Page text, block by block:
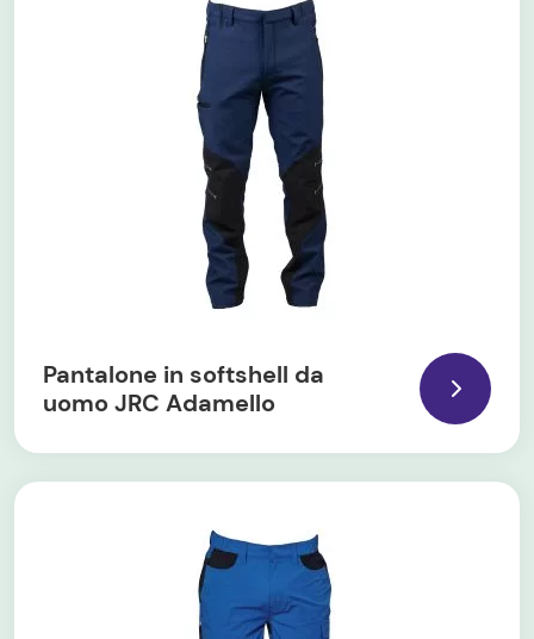
Pantalone in softshell da
uomo JRC Adamello